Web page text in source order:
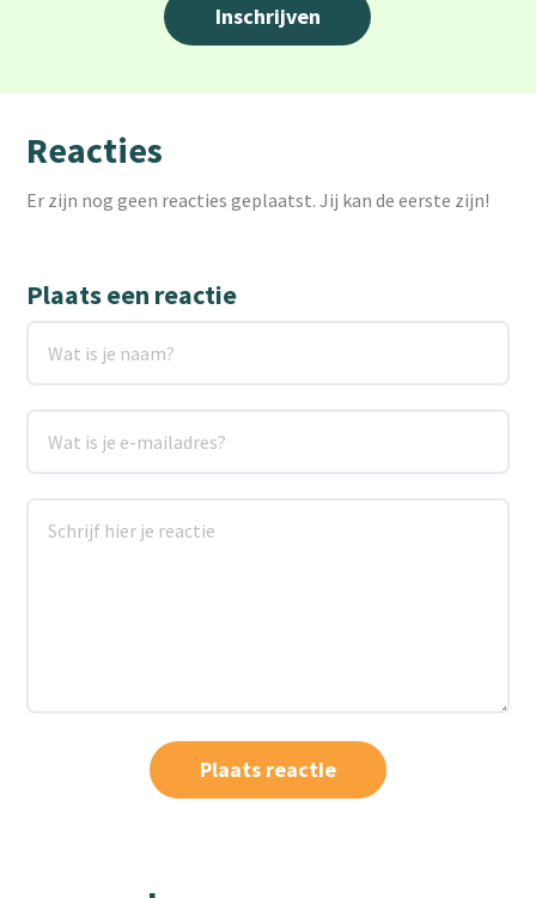
Reacties
Er zijn nog geen reacties geplaatst. Jij kan de eerste zijn!
Plaats een reactie